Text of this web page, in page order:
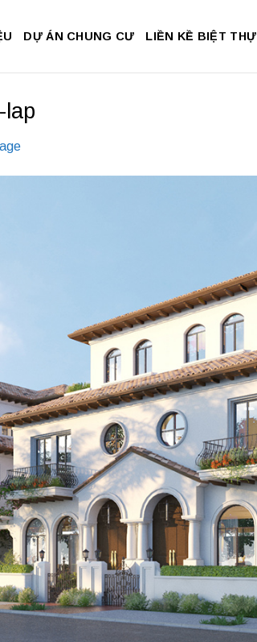
DỰ ÁN CHUNG CƯ LIỀN KỀ BIỆT THỰ
lap